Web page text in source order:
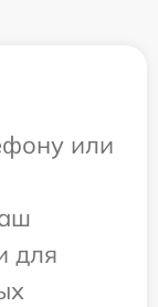
или
для